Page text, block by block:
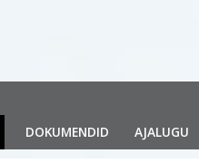
DOKUMENDID AJALUGU